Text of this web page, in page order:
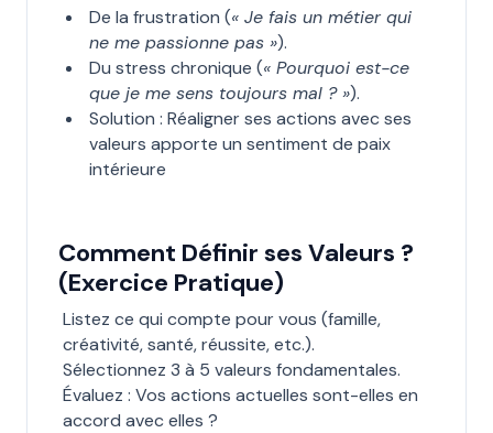
De la frustration (« Je fais un métier qui
ne me passionne pas »).
Du stress chronique (« Pourquoi est-ce
que je me sens toujours mal ? »).
Solution : Réaligner ses actions avec ses
valeurs apporte un sentiment de paix
intérieure
Comment Définir ses Valeurs ?
(Exercice Pratique)
Listez ce qui compte pour vous (famille,
créativité, santé, réussite, etc.).
Sélectionnez 3 à 5 valeurs fondamentales.
Évaluez : Vos actions actuelles sont-elles en
accord avec elles ?